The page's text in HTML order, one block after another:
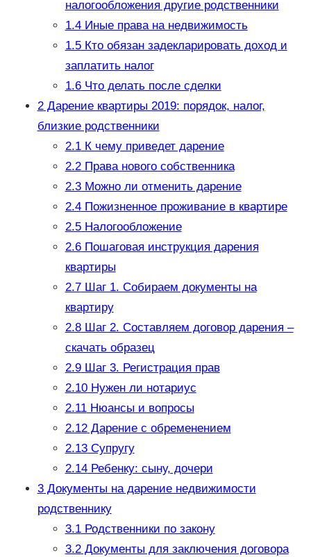
налогообложения другие родственники
1.4Иные права на недвижимость
1.5Кто обязан задекларировать доход и
заплатить налог
1.6Что делать после сделки
2Дарение квартиры 2019: порядок, налог,
близкие родственники
2.1К чему приведет дарение
2.2Права нового собственника
2.3Можно ли отменить дарение
2.4Пожизненное проживание в квартире
2.5Налогообложение
2.6Пошаговая инструкция дарения
квартиры
2.7Шаг 1. Собираем документы на
квартиру
2.8Шаг 2. Составляем договор дарения –
скачать образец
2.9Шаг 3. Регистрация прав
2.10Нужен ли нотариус
2.11Нюансы и вопросы
2.12Дарение с обременением
2.13Супругу
2.14Ребенку: сыну, дочери
3Документы на дарение недвижимости
родственнику
3.1Родственники по закону
3.2Документы для заключения договора